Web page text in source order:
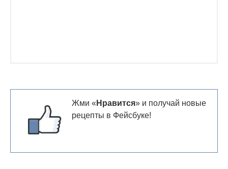
Жми « Нравится» и получай новые
рецепты в Фейсбуке!